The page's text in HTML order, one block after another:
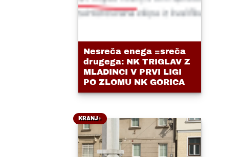
Nesreča enega =sreča
drugega: NK TRIGLAV Z
MLADINCI V PRVI LIGI
PO ZLOMU NK GORICA
KRANJ+